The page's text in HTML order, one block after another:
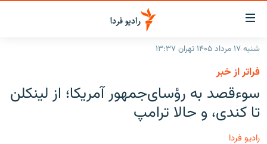
لینک‌های
قابلیت
دسترسی
بازگشت
منوی
اصلی
رفتن
جهان
شنبه ۱۷ مرداد ۱۴۰۵ تهران ۱۳:۳۷
فراتر از خبر
سوءقصد به رؤسای‌جمهور آمریکا؛ از لینکلن
تا کندی، و حالا ترامپ
رادیو فردا